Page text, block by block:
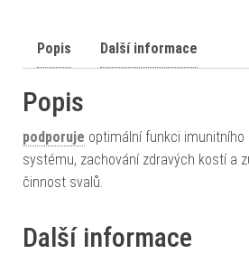
Popis Další informace
Popis
podporuje optimální funkci imunitního
systému, zachování zdravých kostí a
činnost svalů.
Další informace